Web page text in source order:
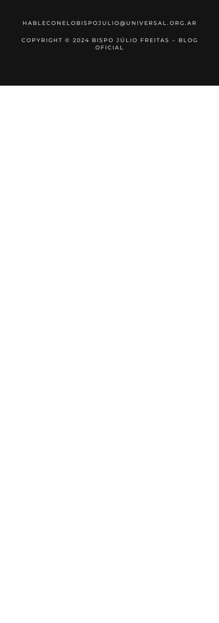
HABLECONELOBISPOJULIO@UNIVERSAL.ORG.AR
COPYRIGHT © 2024 BISPO JÚLIO FREITAS – BLOG
OFICIAL